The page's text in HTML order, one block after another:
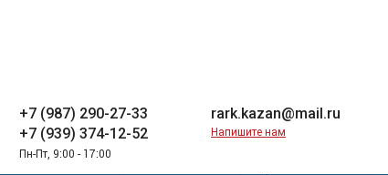
+7 (987) 290-27-33
+7 (939) 374-12-52
Пн-Пт, 9:00 - 17:00
rark.kazan@mail.ru
Напишите нам